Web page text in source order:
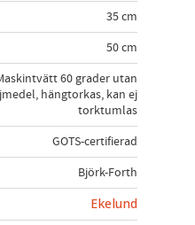
35 cm
50 cm
60 grader utan
hängtorkas, kan ej
torktumlas
GOTS-certifierad
Björk-Forth
Ekelund